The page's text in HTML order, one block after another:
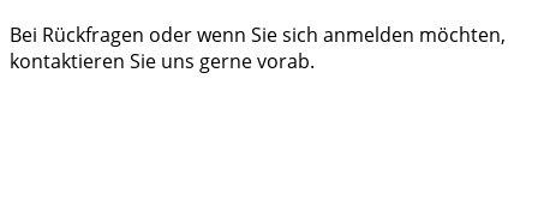
Bei Rückfragen oder wenn Sie sich anmelden möchten,
kontaktieren Sie uns gerne vorab.